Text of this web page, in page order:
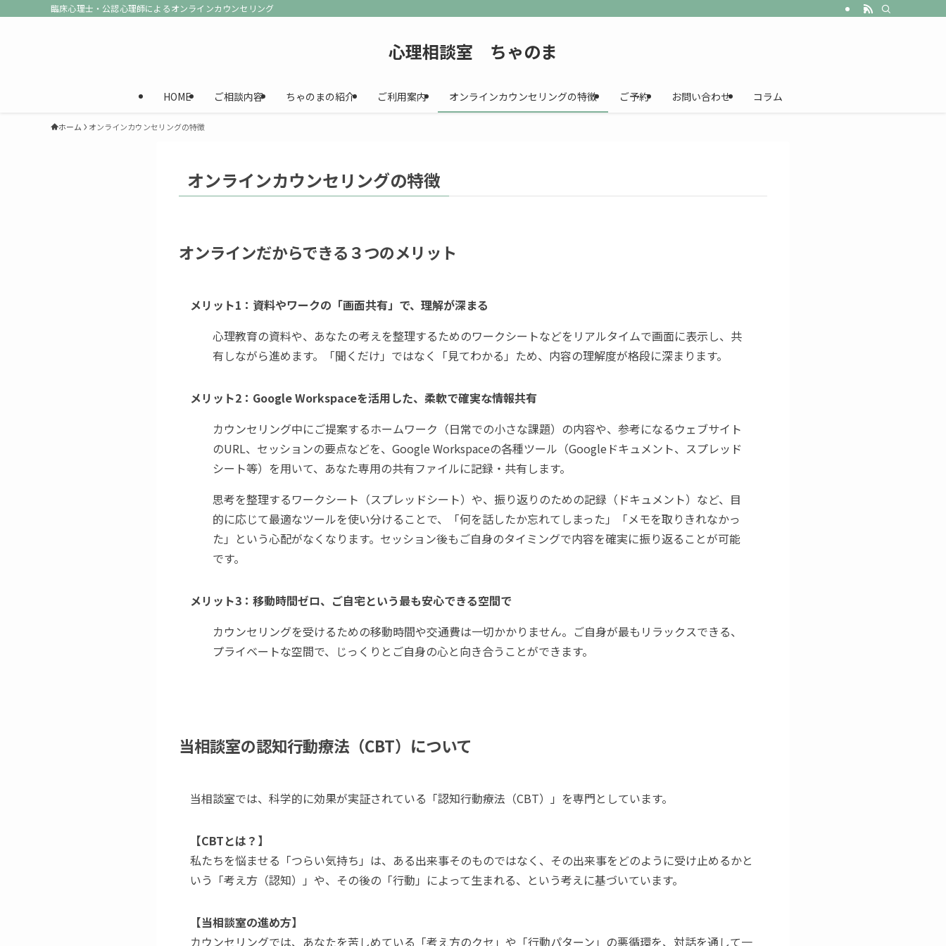
臨床心理士・公認心理師によるオンラインカウンセリング
心理相談室 ちゃのま
HOME ご相談内容 ちゃのまの紹介 ご利用案内 オンラインカウンセリングの特徴 ご予約 お問い合わせ コラム
ホーム オンラインカウンセリングの特徴
オンラインカウンセリングの特徴
オンラインだからできる３つのメリット
メリット1：資料やワークの「画面共有」で、理解が深まる
心理教育の資料や、あなたの考えを整理するためのワークシートなどをリアルタイムで画面に表示し、共
有しながら進めます。「聞くだけ」ではなく「見てわかる」ため、内容の理解度が格段に深まります。
メリット2： Google Workspaceを活用した、柔軟で確実な情報共有
カウンセリング中にご提案するホームワーク（日常での小さな課題）の内容や、参考になるウェブサイト
のURL、セッションの要点などを、Google Workspaceの各種ツール（Googleドキュメント、スプレッド
シート等）を用いて、あなた専用の共有ファイルに記録・共有します。
思考を整理するワークシート（スプレッドシート）や、振り返りのための記録（ドキュメント）など、目
的に応じて最適なツールを使い分けることで、「何を話したか忘れてしまった」「メモを取りきれなかっ
た」という心配がなくなります。セッション後もご自身のタイミングで内容を確実に振り返ることが可能
です。
メリット3： 移動時間ゼロ、ご自宅という最も安心できる空間で
カウンセリングを受けるための移動時間や交通費は一切かかりません。ご自身が最もリラックスできる、
プライベートな空間で、じっくりとご自身の心と向き合うことができます。
当相談室の認知行動療法（CBT）について
当相談室では、科学的に効果が実証されている「認知行動療法（CBT）」を専門としています。
【CBTとは？】
私たちを悩ませる「つらい気持ち」は、ある出来事そのものではなく、その出来事をどのように受け止めるかと
いう「考え方（認知）」や、その後の「行動」によって生まれる、という考えに基づいています。
【当相談室の進め方】
カウンセリングでは、あなたを苦しめている「考え方のクセ」や「行動パターン」の悪循環を、対話を通して一